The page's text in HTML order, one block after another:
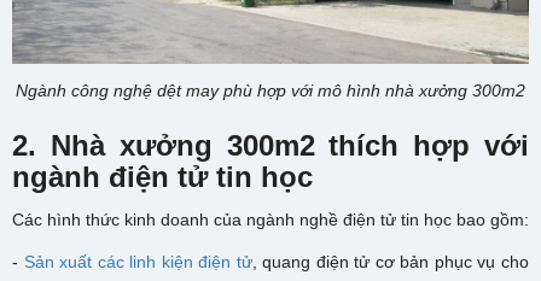
Ngành công nghệ dệt may phù hợp với mô hình nhà xưởng 300m2
2. Nhà xưởng 300m2 thích hợp với
ngành điện tử tin học
Các hình thức kinh doanh của ngành nghề điện tử tin học bao gồm:
- Sản xuất các linh kiện điện tử, quang điện tử cơ bản phục vụ cho